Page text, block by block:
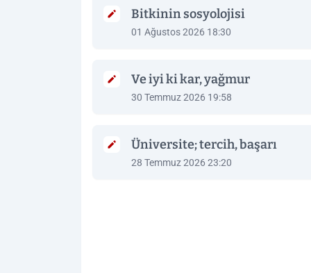
Bitkinin sosyolojisi
01 Ağustos 2026 18:30
Ve iyi ki kar, yağmur
30 Temmuz 2026 19:58
Üniversite; tercih, başarı
28 Temmuz 2026 23:20